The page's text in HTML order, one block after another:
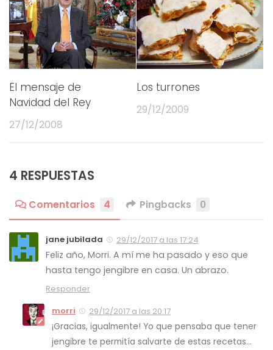
El mensaje de
Navidad del Rey
27/12/2008
Los turrones
29/12/2009
4 RESPUESTAS
Comentarios 4 Pingbacks 0
jane jubilada 29/12/2017 a las 17:24
Feliz año, Morri. A mí me ha pasado y eso que
hasta tengo jengibre en casa. Un abrazo.
Responder
morri
29/12/2017 a las 20:17
¡Gracias, igualmente! Yo que pensaba que tener
jengibre te permitía salvarte de estas recetas…